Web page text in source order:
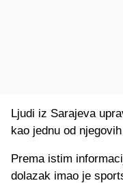
Ljudi iz Sarajeva
kao jednu od
Prema istim
dolazak imao je